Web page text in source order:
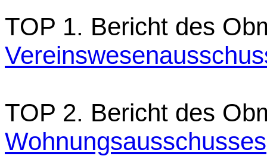
TOP 1. Bericht des
TOP 2. Bericht des
Wohnungsausschusses